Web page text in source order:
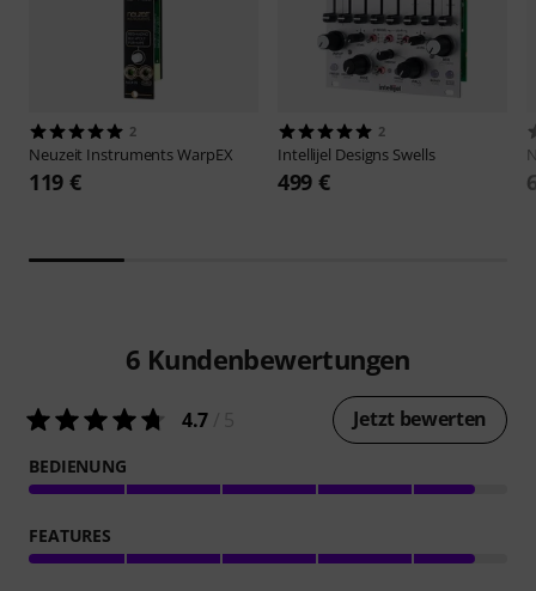
2
Neuzeit InstrumentsWarpEX
119 €
2
Intellijel Designs Swells
499 €
6 Kundenbewertungen
4.7 Jetzt bewerten
BEDIENUNG
FEATURES